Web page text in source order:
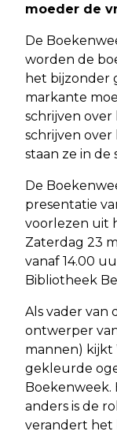
moeder de
De
worden de
het bijzonder
markante
schrijven
schrijven over
staan ze in de
De
presentatie
voorlezen uit
Zaterdag 23
vanaf 14.00
Bibliotheek
Als vader van
ontwerper
mannen) kijkt
gekleurde
Boekenweek.
anders is de
verandert het